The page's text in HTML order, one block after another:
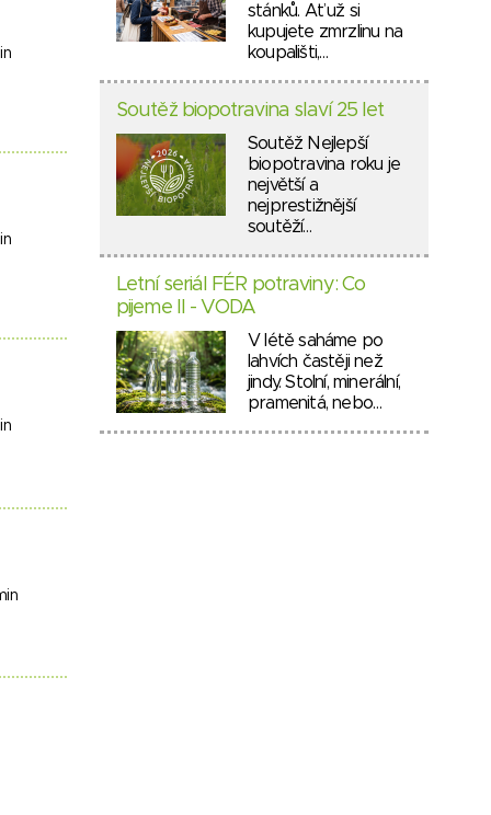
stánků. Ať už si
kupujete zmrzlinu na
koupališti,…
Soutěž biopotravina slaví 25 let
Soutěž Nejlepší
biopotravina roku je
největší a
nejprestižnější
soutěží…
Letní seriál FÉR potraviny: Co
pijeme II - VODA
V létě saháme po
lahvích častěji než
jindy. Stolní, minerální,
pramenitá, nebo…